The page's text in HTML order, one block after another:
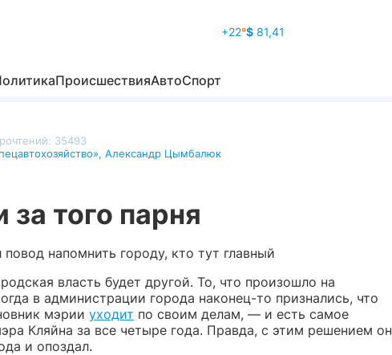
+22°$81,41
ПроисшествияАвтоСпорт
35493
, Александр Цымбалюк
за того парня
напомнить городу, кто тут главный
власть будет другой. То, что произошло на
в администрации города наконец-то признались, что
мэрии уходит по своим делам, — и есть самое
Кляйна за все четыре года. Правда, с этим решением он
и опоздал.